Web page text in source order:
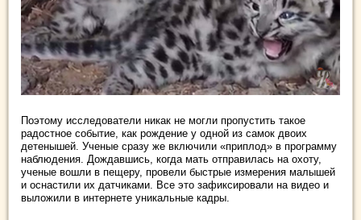
Поэтому исследователи никак не могли пропустить такое
радостное событие, как рождение у одной из самок двоих
детенышей. Ученые сразу же включили «приплод» в программу
наблюдения. Дождавшись, когда мать отправилась на охоту,
ученые вошли в пещеру, провели быстрые измерения малышей
и оснастили их датчиками. Все это зафиксировали на видео и
выложили в интернете уникальные кадры.